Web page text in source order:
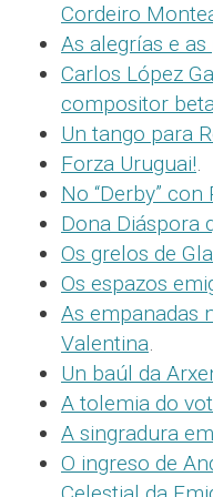
Cordeiro
As alegrías e
Carlos López
compositor
Un tango para
Forza Uruguai!.
No “Derby”
Dona Diáspora
Os grelos de
Os espazos
As empanadas
Valentina.
Un baúl da
A tolemia do
A singradura
O ingreso de